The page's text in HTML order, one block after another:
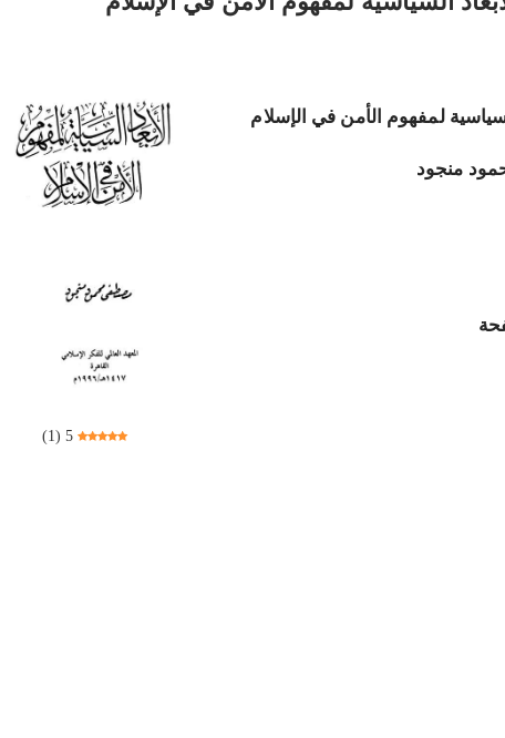
5
(
1
)
لمفهوم الأمن في الإسلام
منجود